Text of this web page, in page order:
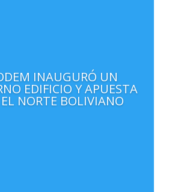
INAUGURÓ UN
EDIFICIO Y APUESTA
EL NORTE BOLIVIANO